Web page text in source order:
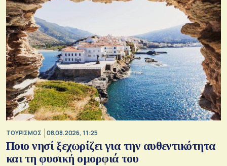
ΤΟΥΡΙΣΜΟΣ 08.08.2026, 11:25
Ποιο νησί ξεχωρίζει για την αυθεντικότητα
και τη φυσική ομορφιά του